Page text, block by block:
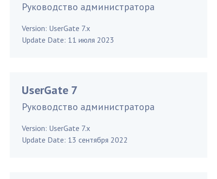
Руководство администратора
Version: UserGate 7.x
Update Date: 11 июля 2023
UserGate 7
Руководство администратора
Version: UserGate 7.x
Update Date: 13 сентября 2022